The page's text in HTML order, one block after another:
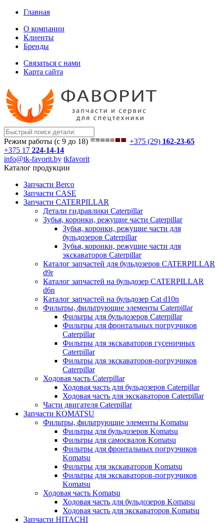
Главная
О компании
Клиенты
Бренды
Связаться с нами
Карта сайта
Режим работы (с 9 до 18) +375 (29) 162-23-65
+375 17 224-14-14
info@tk-favorit.by tkfavorit
Каталог продукции
Запчасти Berco
Запчасти CASE
Запчасти CATERPILLAR
Детали гидравлики Caterpillar
Зубья, коронки, режущие части Caterpillar
Зубья, коронки, режущие части для
бульдозеров Caterpillar
Зубья, коронки, режущие части для
экскаваторов Caterpillar
Каталог запчастей для бульдозеров CATERPILLAR
d9r
Каталог запчастей на бульдозер CATERPILLAR
d6n
Каталог запчастей на бульдозер Сat d10n
Фильтры, фильтрующие элементы Caterpillar
Фильтры для бульдозеров Caterpillar
Фильтры для фронтальных погрузчиков
Caterpillar
Фильтры для экскаваторов гусеничных
Caterpillar
Фильтры для экскаваторов-погрузчиков
Caterpillar
Ходовая часть Caterpillar
Ходовая часть для бульдозеров Caterpillar
Ходовая часть для экскаваторов Caterpillar
Части двигателя Caterpillar
Запчасти KOMATSU
Фильтры, фильтрующие элементы Komatsu
Фильтры для бульдозеров Komatsu
Фильтры для самосвалов Komatsu
Фильтры для фронтальных погрузчиков
Komatsu
Фильтры для экскаваторов Komatsu
Фильтры для экскаваторов-погрузчиков
Komatsu
Ходовая часть Komatsu
Ходовая часть для бульдозеров Komatsu
Ходовая часть для экскаваторов Komatsu
Запчасти HITACHI